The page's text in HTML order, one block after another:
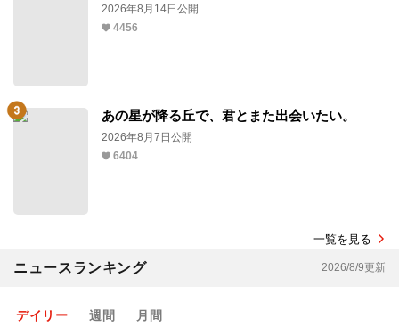
2026年8月14日公開
4456
あの星が降る丘で、君とまた出会いたい。
2026年8月7日公開
6404
一覧を見る
ニュースランキング 2026/8/9更新
デイリー 週間 月間